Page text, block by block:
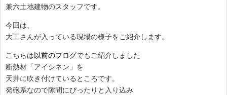
兼六土地建物のスタッフです。
今回は、
大工さんが入っている現場の様子をご紹介します。
こちらは以前のブログでもご紹介しました
断熱材「アイシネン」を
天井に吹き付けているところです。
発砲系なので隙間にぴったりと入り込み